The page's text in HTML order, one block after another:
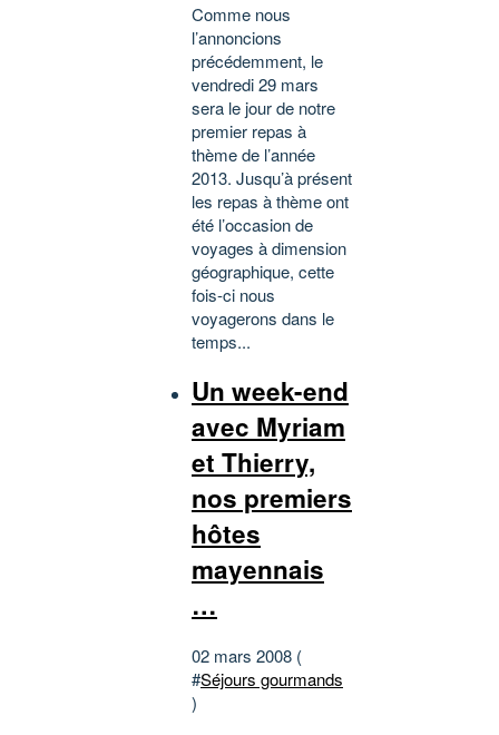
Comme nous
l’annoncions
précédemment, le
vendredi 29 mars
sera le jour de notre
premier repas à
thème de l’année
2013. Jusqu’à présent
les repas à thème ont
été l’occasion de
voyages à dimension
géographique, cette
fois-ci nous
voyagerons dans le
temps...
Un week-end
avec Myriam
et Thierry,
nos premiers
hôtes
mayennais
…
02 mars 2008 (
#Séjours gourmands
)